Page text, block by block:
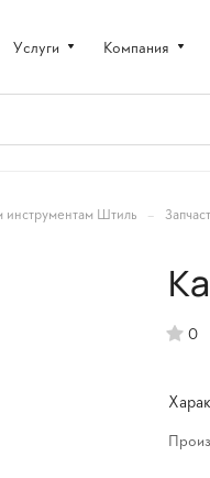
Услуги Компания
инструментам Штиль –
0